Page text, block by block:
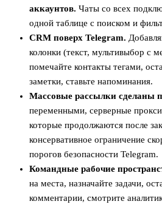
аккаунтов. Чаты со всех
одной таблице с поиском и
CRM поверх Telegram.
колонки (текст, мультивыбор с
помечайте контакты тегами,
заметки, ставьте напоминания.
Массовые рассылки сделаны
переменными, серверные
которые продолжаются после
консервативное ограничение
порогов безопасности Telegram.
Командные рабочие
на места, назначайте задачи,
комментарии, смотрите